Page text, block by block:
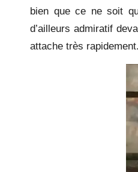
bien que ce ne soit
d’ailleurs admiratif
attache très rapidement.